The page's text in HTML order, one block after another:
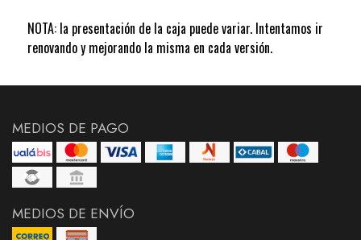
NOTA: la presentación de la caja puede variar. Intentamos ir
renovando y mejorando la misma en cada versión.
MEDIOS DE PAGO
MEDIOS DE ENVÍO